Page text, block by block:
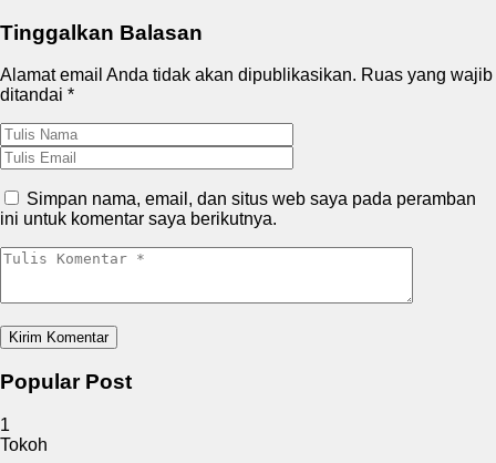
Tinggalkan Balasan
Alamat email Anda tidak akan dipublikasikan. Ruas yang wajib
ditandai *
Simpan nama, email, dan situs web saya pada peramban
ini untuk komentar saya berikutnya.
Popular Post
1
Tokoh